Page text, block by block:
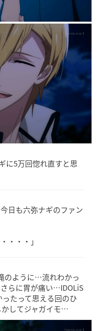
に5万回惚れ直すと思
日も六弥ナギのファン
・・・」
のように…流れわかっ
らに胃が痛い…IDOLiS
たって思える回のひ
してジャガイモ…